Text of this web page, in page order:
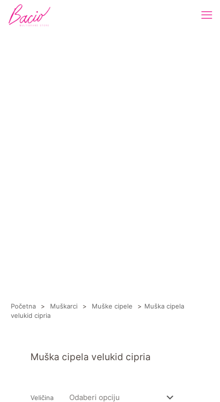
Početna > Muškarci > Muške cipele > Muška cipela
velukid cipria
Muška cipela velukid cipria
Veličina